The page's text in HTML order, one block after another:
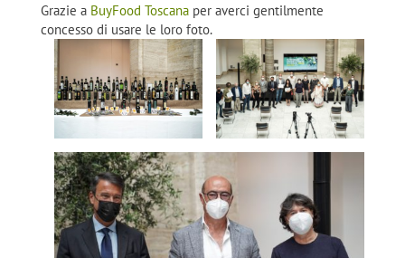
Grazie a BuyFood Toscanaper averci gentilmente
concesso di usare le loro foto.